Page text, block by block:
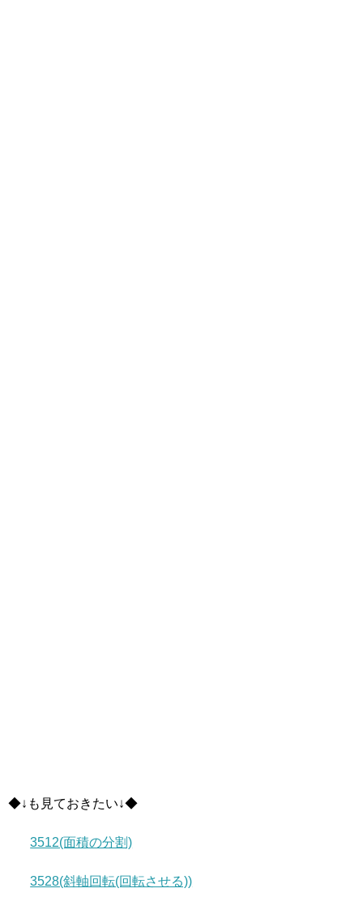
◆↓も見ておきたい↓◆
3512(面積の分割)
3528(斜軸回転(回転させる))